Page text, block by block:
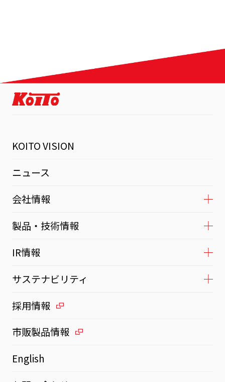
KOITO VISION
ニュース
会社情報
製品・技術情報
IR情報
サステナビリティ
採用情報
市販製品情報
English